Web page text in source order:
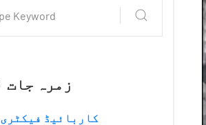
زمرہ جات
کاربائیڈ فیکٹری